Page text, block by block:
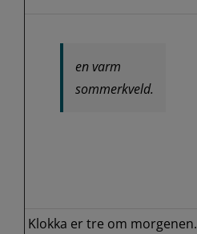
en varm
sommerkveld.
Klokka er tre om morgenen.